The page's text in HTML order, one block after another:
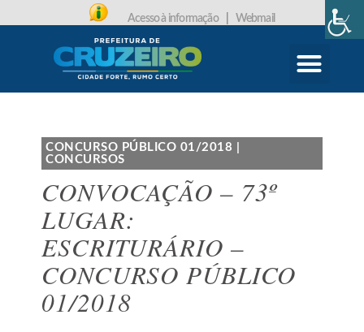
Acesso à informação Webmail
CONCURSO PÚBLICO 01/2018
CONCURSOS
CONVOCAÇÃO – 73º
LUGAR:
ESCRITURÁRIO –
CONCURSO PÚBLICO
01/2018